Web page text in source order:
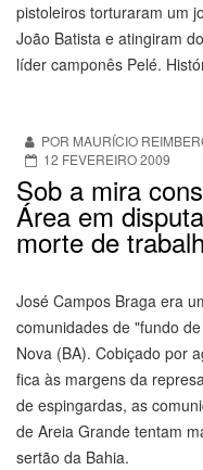
pistoleiros torturaram um
João Batista e atingiram
líder camponês Pelé.
POR MAURÍCIO
12 FEVEREIRO 2009
Sob a mira
Área em
morte de
José Campos Braga era
comunidades de "fundo
Nova (BA). Cobiçado por
fica às margens da
de espingardas, as
de Areia Grande tentam
sertão da Bahia.